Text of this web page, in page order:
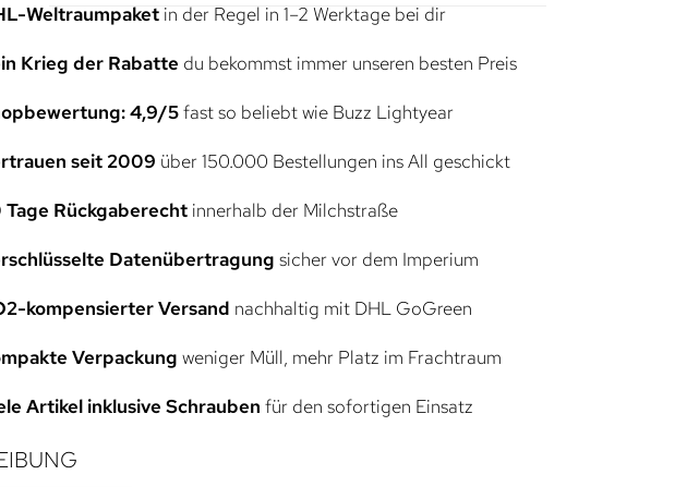
Weltraumpaketin der Regel in 1–2 Werktage bei dir
Krieg der Rabatte du bekommst immer unseren besten Preis
4,9/5fast so beliebt wie Buzz Lightyear
seit 2009 über 150.000 Bestellungen ins All geschickt
Tage Rückgaberechtinnerhalb der Milchstraße
Datenübertragung sicher vor dem Imperium
kompensierter Versand nachhaltig mit DHL GoGreen
Verpackung weniger Müll, mehr Platz im Frachtraum
Artikel inklusive Schrauben für den sofortigen Einsatz